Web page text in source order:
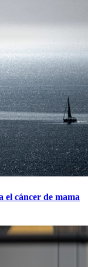
el cáncer de mama